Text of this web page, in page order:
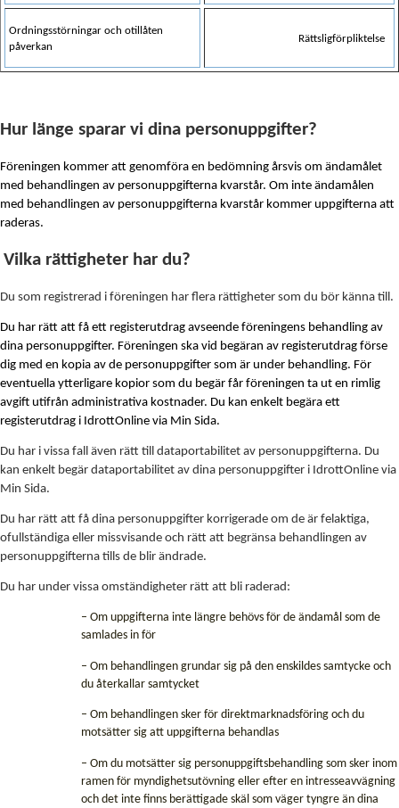
Ordningsstörningar och otillåten
påverkan
Rättsligförpliktelse
Hur länge sparar vi dina personuppgifter?
Föreningen kommer att genomföra en bedömning årsvis om ändamålet
med behandlingen av personuppgifterna kvarstår. Om inte ändamålen
med behandlingen av personuppgifterna kvarstår kommer uppgifterna att
raderas.
Vilka rättigheter har du?
Du som registrerad i föreningen har flera rättigheter som du bör känna till.
Du har rätt att få ett registerutdrag avseende föreningens behandling av
dina personuppgifter. Föreningen ska vid begäran av registerutdrag förse
dig med en kopia av de personuppgifter som är under behandling. För
eventuella ytterligare kopior som du begär får föreningen ta ut en rimlig
avgift utifrån administrativa kostnader. Du kan enkelt begära ett
registerutdrag i IdrottOnline via Min Sida.
Du har i vissa fall även rätt till dataportabilitet av personuppgifterna. Du
kan enkelt begär dataportabilitet av dina personuppgifter i IdrottOnline via
Min Sida.
Du har rätt att få dina personuppgifter korrigerade om de är felaktiga,
ofullständiga eller missvisande och rätt att begränsa behandlingen av
personuppgifterna tills de blir ändrade.
Du har under vissa omständigheter rätt att bli raderad:
– Om uppgifterna inte längre behövs för de ändamål som de
samlades in för
– Om behandlingen grundar sig på den enskildes samtycke och
du återkallar samtycket
– Om behandlingen sker för direktmarknadsföring och du
motsätter sig att uppgifterna behandlas
– Om du motsätter sig personuppgiftsbehandling som sker inom
ramen för myndighetsutövning eller efter en intresseavvägning
och det inte finns berättigade skäl som väger tyngre än dina